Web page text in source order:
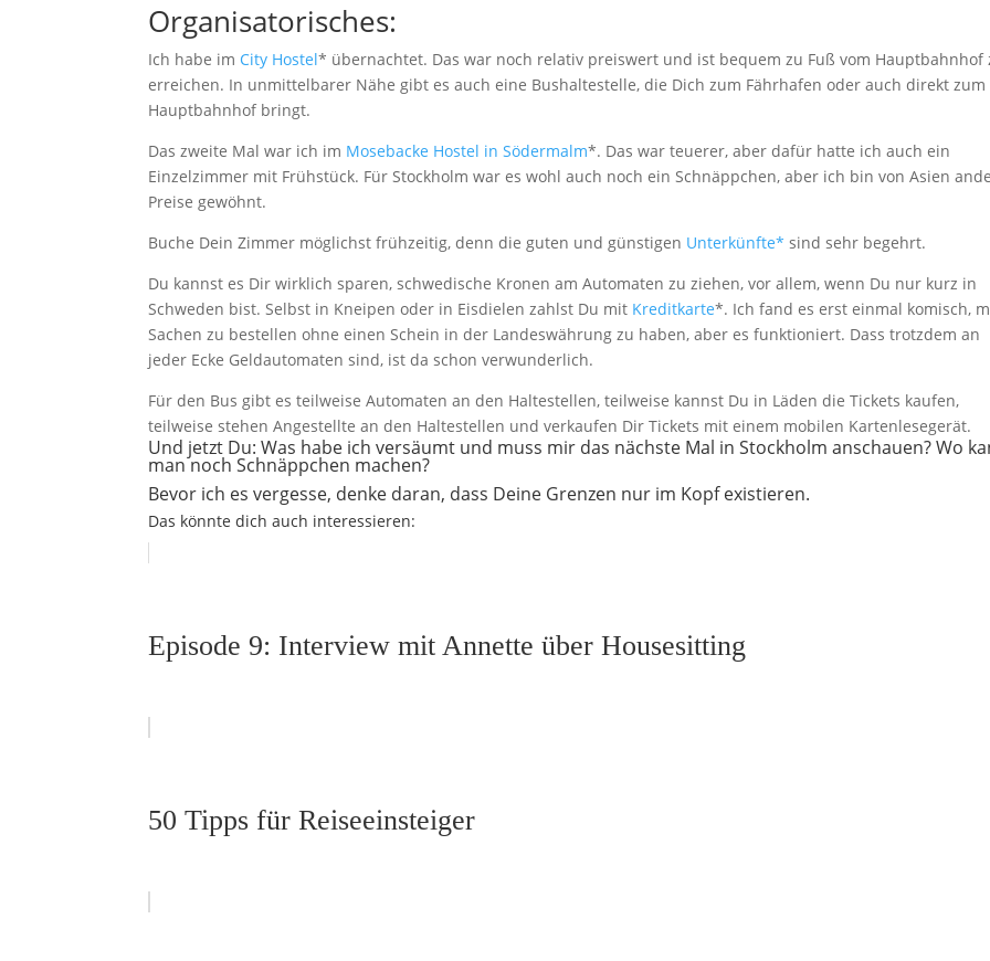
Organisatorisches:
Ich habe im City Hostel* übernachtet. Das war noch relativ preiswert und ist bequem zu Fuß vom Hauptbahnhof
erreichen. In unmittelbarer Nähe gibt es auch eine Bushaltestelle, die Dich zum Fährhafen oder auch direkt zum
Hauptbahnhof bringt.
Das zweite Mal war ich im Mosebacke Hostel in Södermalm*. Das war teuerer, aber dafür hatte ich auch ein
Einzelzimmer mit Frühstück. Für Stockholm war es wohl auch noch ein Schnäppchen, aber ich bin von Asien
Preise gewöhnt.
Buche Dein Zimmer möglichst frühzeitig, denn die guten und günstigen Unterkünfte*sind sehr begehrt.
Du kannst es Dir wirklich sparen, schwedische Kronen am Automaten zu ziehen, vor allem, wenn Du nur kurz in
Schweden bist. Selbst in Kneipen oder in Eisdielen zahlst Du mit Kreditkarte*. Ich fand es erst einmal komisch,
Sachen zu bestellen ohne einen Schein in der Landeswährung zu haben, aber es funktioniert. Dass trotzdem an
jeder Ecke Geldautomaten sind, ist da schon verwunderlich.
Für den Bus gibt es teilweise Automaten an den Haltestellen, teilweise kannst Du in Läden die Tickets kaufen,
teilweise stehen Angestellte an den Haltestellen und verkaufen Dir Tickets mit einem mobilen Kartenlesegerät.
Und jetzt Du: Was habe ich versäumt und muss mir das nächste Mal in Stockholm anschauen? Wo
man noch Schnäppchen machen?
Bevor ich es vergesse, denke daran, dass Deine Grenzen nur im Kopf existieren.
Das könnte dich auch interessieren:
Episode 9: Interview mit Annette über Housesitting
50 Tipps für Reiseeinsteiger